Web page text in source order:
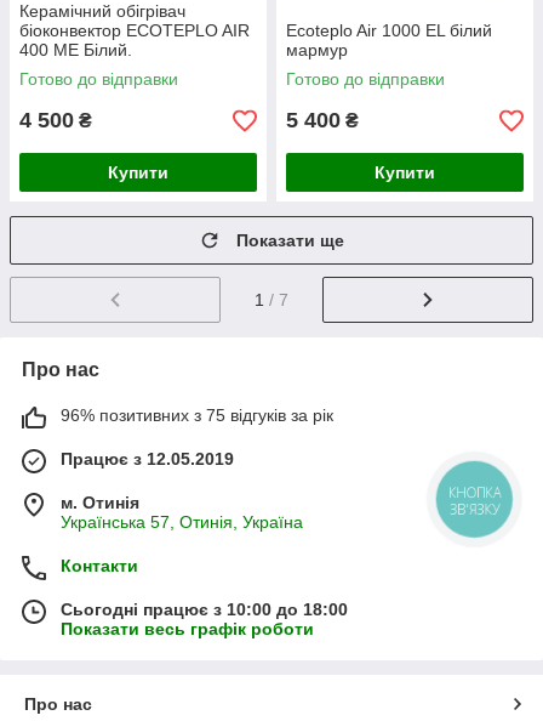
Керамічний обігрівач
біоконвектор ECOTEPLO AIR
400 ME Білий.
Готово до відправки
4 500 ₴
Купити
Ecoteplo Air 1000 EL білий
мармур
Готово до відправки
5 400 ₴
Купити
Показати ще
1 / 7
Про нас
96% позитивних з 75 відгуків за рік
Працює з 12.05.2019
м. Отинія
Українська 57, Отинія, Україна
Контакти
Сьогодні працює з 10:00 до 18:00
Показати весь графік роботи
Про нас
КНОПКА
ЗВ'ЯЗКУ